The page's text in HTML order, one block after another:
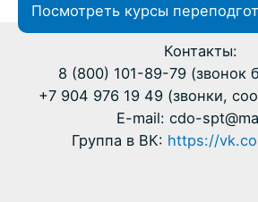
Посмотреть курсы
Контакты:
8 (800) 101-89-79 (звонок
+7 904 976 19 49 (звонки,
E-mail: cdo-
Группа в ВК: https://